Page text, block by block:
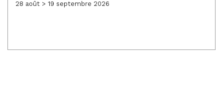
28 août > 19 septembre 2026